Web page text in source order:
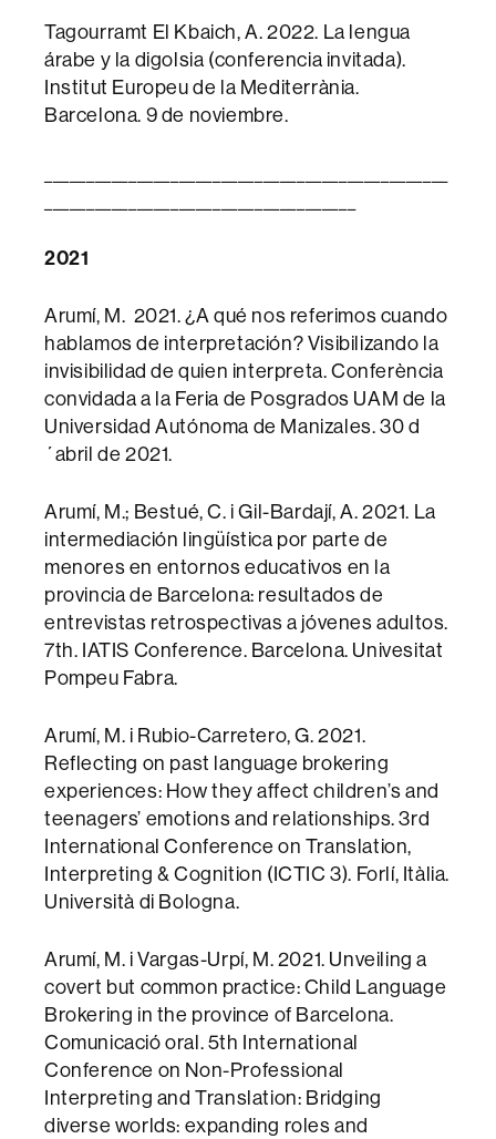
Tagourramt El Kbaich, A. 2022. La lengua
árabe y la digolsia (conferencia invitada).
Institut Europeu de la Mediterrània.
Barcelona. 9 de noviembre.
2021
Arumí, M. 2021. ¿A qué nos referimos cuando
hablamos de interpretación? Visibilizando la
invisibilidad de quien interpreta. Conferència
convidada a la Feria de Posgrados UAM de la
Universidad Autónoma de Manizales. 30 d
´abril de 2021.
Arumí, M.; Bestué, C. i Gil-Bardají, A. 2021. La
intermediación lingüística por parte de
menores en entornos educativos en la
provincia de Barcelona: resultados de
entrevistas retrospectivas a jóvenes adultos.
7th. IATIS Conference. Barcelona. Univesitat
Pompeu Fabra.
Arumí, M. i Rubio-Carretero, G. 2021.
Reflecting on past language brokering
experiences: How they affect children’s and
teenagers’ emotions and relationships. 3rd
International Conference on Translation,
Interpreting & Cognition (ICTIC 3). Forlí, Itàlia.
Università di Bologna.
Arumí, M. i Vargas-Urpí, M. 2021. Unveiling a
covert but common practice: Child Language
Brokering in the province of Barcelona.
Comunicació oral. 5th International
Conference on Non-Professional
Interpreting and Translation: Bridging
diverse worlds: expanding roles and